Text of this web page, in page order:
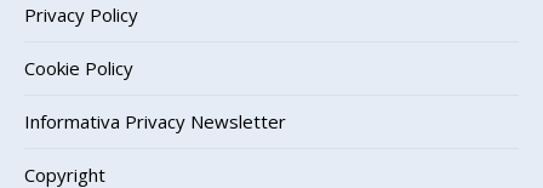
Privacy Policy
Cookie Policy
Informativa Privacy Newsletter
Copyright